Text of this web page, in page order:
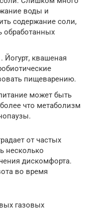
воды и
содержание соли,
обработанных
Йогурт, квашеная
пищеварению.
может быть
что метаболизм
от частых
несколько
дискомфорта.
во время
газовых